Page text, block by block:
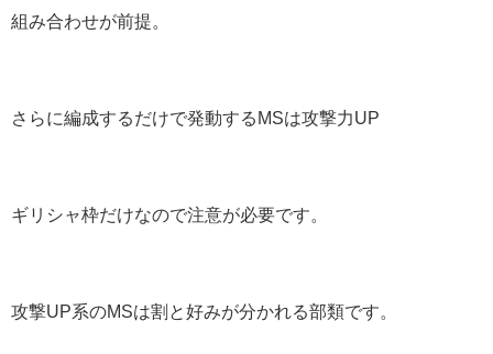
組み合わせが前提。
さらに編成するだけで発動するMSは攻撃力UP
ギリシャ枠だけなので注意が必要です。
攻撃UP系のMSは割と好みが分かれる部類です。